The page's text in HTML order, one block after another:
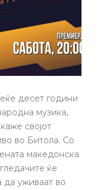
десет години
музика,
својот
во Битола. Со
македонска
ќе
да уживаат во